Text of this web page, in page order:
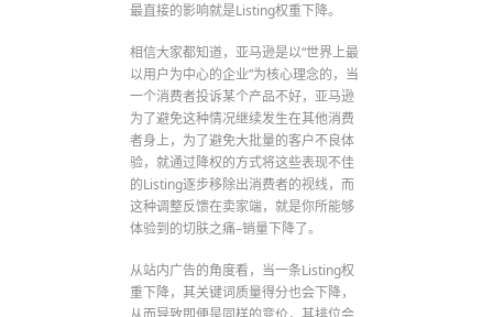
最直接的影响就是Listing权重下降。
相信大家都知道，亚马逊是以“世界上最
以用户为中心的企业”为核心理念的，当
一个消费者投诉某个产品不好，亚马逊
为了避免这种情况继续发生在其他消费
者身上，为了避免大批量的客户不良体
验，就通过降权的方式将这些表现不佳
的Listing逐步移除出消费者的视线，而
这种调整反馈在卖家端，就是你所能够
体验到的切肤之痛–销量下降了。
从站内广告的角度看，当一条Listing权
重下降，其关键词质量得分也会下降，